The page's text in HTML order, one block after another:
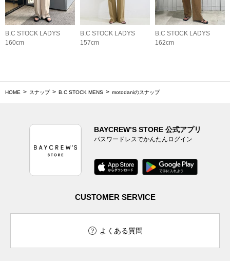
B.C STOCK LADYS
160cm
B.C STOCK LADYS
157cm
B.C STOCK LADYS
162cm
HOME スナップ B.C STOCK MENS motodaniのスナップ
BAYCREW’S STORE 公式アプリ
パスワードレスでかんたんログイン
CUSTOMER SERVICE
よくある質問